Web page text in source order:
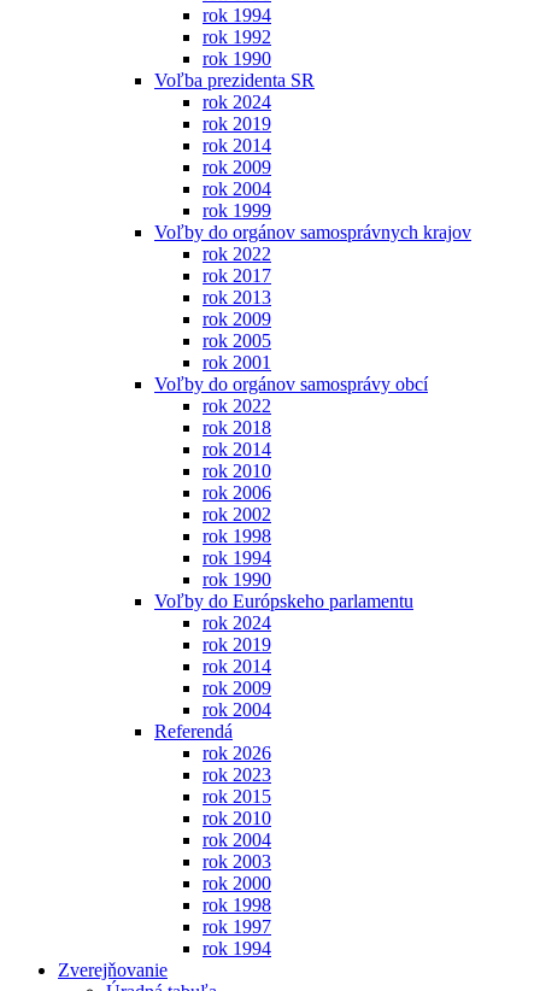
rok 1994
rok 1992
rok 1990
Voľba prezidenta SR
rok 2024
rok 2019
rok 2014
rok 2009
rok 2004
rok 1999
Voľby do orgánov samosprávnych krajov
rok 2022
rok 2017
rok 2013
rok 2009
rok 2005
rok 2001
Voľby do orgánov samosprávy obcí
rok 2022
rok 2018
rok 2014
rok 2010
rok 2006
rok 2002
rok 1998
rok 1994
rok 1990
Voľby do Európskeho parlamentu
rok 2024
rok 2019
rok 2014
rok 2009
rok 2004
Referendá
rok 2026
rok 2023
rok 2015
rok 2010
rok 2004
rok 2003
rok 2000
rok 1998
rok 1997
rok 1994
Zverejňovanie